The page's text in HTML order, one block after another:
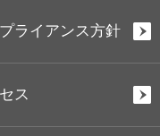
ライアンス方針
ス